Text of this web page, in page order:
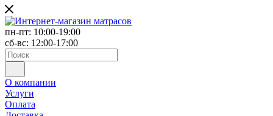
пн-пт: 10:00-19:00
сб-вс: 12:00-17:00
О компании
Услуги
Оплата